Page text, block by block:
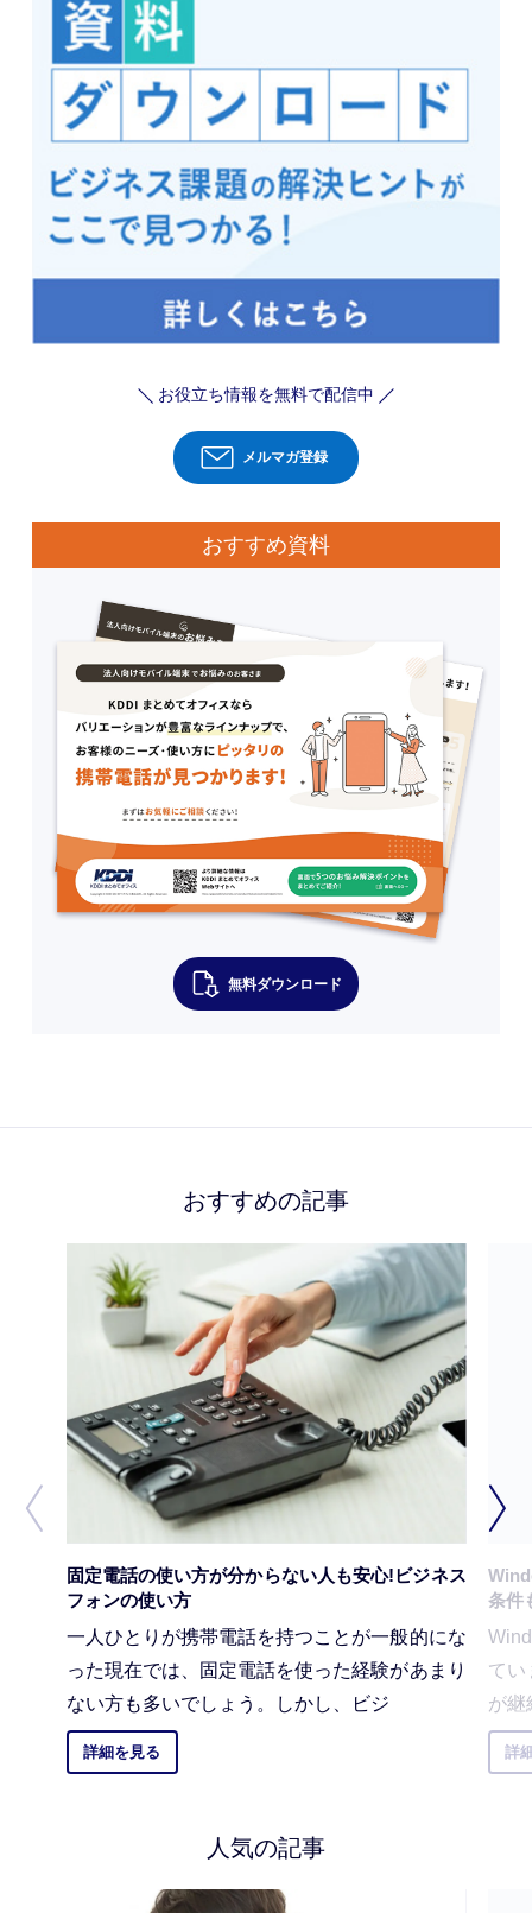
お役立ち情報を無料で配信中
メルマガ登録
おすすめ資料
無料ダウンロード
おすすめの記事
固定電話の使い方が分からない人も安心!ビジネス
フォンの使い方
一人ひとりが携帯電話を持つことが一般的にな
った現在では、固定電話を使った経験があまり
ない方も多いでしょう。しかし、ビジ
詳細を見る
条件
て
が継
詳
人気の記事